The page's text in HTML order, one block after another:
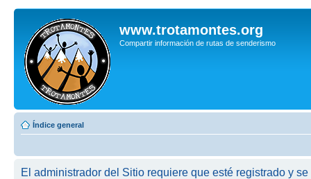
www.trotamontes.org
Compartir información de rutas de senderismo
Índice general
El administrador del Sitio requiere que esté registrado y